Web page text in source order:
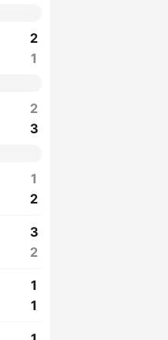
2
1
2
3
1
2
3
2
1
1